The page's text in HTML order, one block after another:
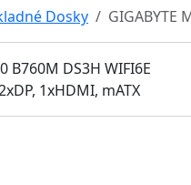
Dosky GIGABYTE